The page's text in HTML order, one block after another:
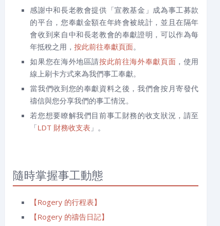
感謝中和長老教會提供「宣教基金」成為事工募款
的平台，您奉獻金額在年終會被統計，並且在隔年
會收到來自中和長老教會的奉獻證明，可以作為每
年抵稅之用，按此前往奉獻頁面。
如果您在海外地區請按此前往海外奉獻頁面 ，使用
線上刷卡方式來為我們事工奉獻。
當我們收到您的奉獻資料之後，我們會按月寄發代
禱信與您分享我們的事工情況。
若您想要瞭解我們目前事工財務的收支狀況，請至
「LDT 財務收支表 」。
隨時掌握事工動態
【Rogery 的行程表】
【Rogery 的禱告日記】